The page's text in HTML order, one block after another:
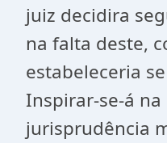
juiz decidira
na falta deste,
estabeleceria
Inspirar-se-á
jurisprudência